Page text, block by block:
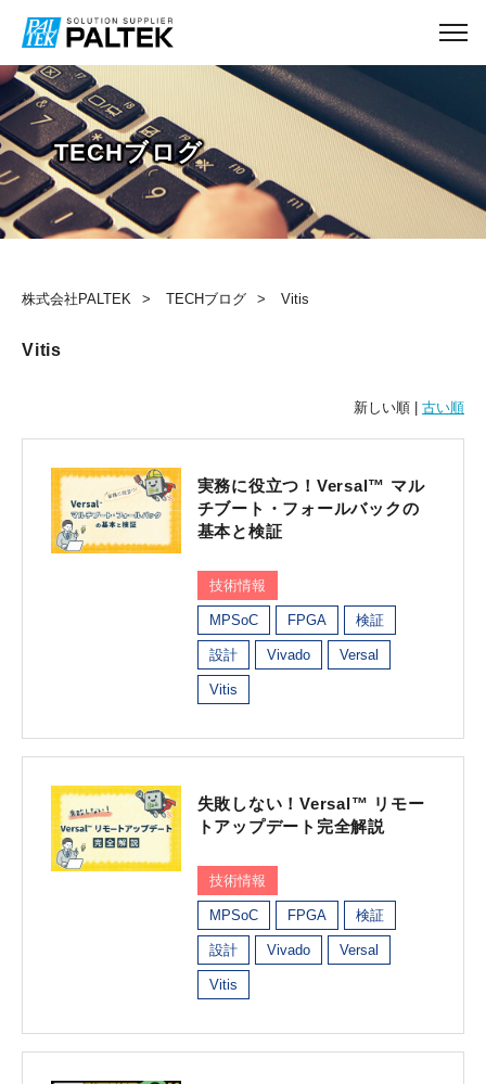
株式会社PALTEK TECHブログ Vitis
TECHブログ
Vitis
新しい順 | 古い順
実務に役立つ！Versal™ マル
チブート・フォールバックの
基本と検証
技術情報
MPSoC FPGA 検証
設計 Vivado Versal
Vitis
失敗しない！Versal™ リモー
トアップデート完全解説
技術情報
MPSoC FPGA 検証
設計 Vivado Versal
Vitis